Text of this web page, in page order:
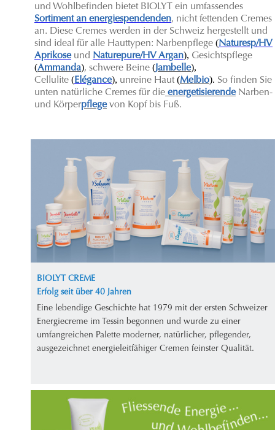
und Wohlbefinden bietet BIOLYT ein umfassendes
Sortiment an energiespendenden, nicht fettenden Cremes
an. Diese Cremes werden in der Schweiz hergestellt und
sind ideal für alle Hauttypen: Narbenpflege (Naturesp/HV
Aprikose und Naturepure/HV Argan), Gesichtspflege
(Ammanda), schwere Beine (Jambelle),
Cellulite (Elégance), unreine Haut (Melbio). So finden Sie
unten natürliche Cremes für die energetisierendeNarben-
und Körperpflegevon Kopf bis Fuß.
BIOLYT CREME
Erfolg seit über 40 Jahren
Eine lebendige Geschichte hat 1979 mit der ersten Schweizer
Energiecreme im Tessin begonnen und wurde zu einer
umfangreichen Palette moderner, natürlicher, pflegender,
ausgezeichnet energieleitfähiger Cremen feinster Qualität.